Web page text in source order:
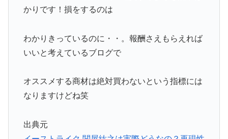
かりです！損をするのは
わかりきっているのに・・。報酬さえもらえれば
いいと考えているブログで
オススメする商材は絶対買わないという指標には
なりますけどね笑
出典元